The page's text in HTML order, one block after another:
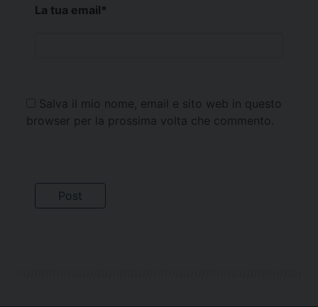
La tua email*
Salva il mio nome, email e sito web in questo
browser per la prossima volta che commento.